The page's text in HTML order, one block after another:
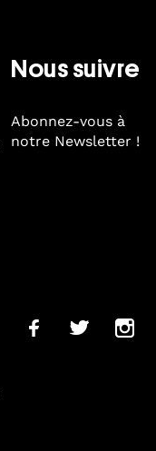
Nous suivre
Abonnez-vous à
notre Newsletter !